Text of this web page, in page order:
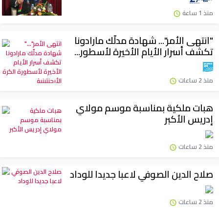
منذ 1 ساعة
"انتهى الأمر"... شهادة مدلّك مارادونا
تكشف أسرار الأيام الأخيرة لأسطور...
منذ 2 ساعات
هبات ملكية بمناسبة موسم مولاي
إدريس الأكبر
منذ 2 ساعات
صلاح الدين الصوفي لاعبا جديدا للوداد
منذ 2 ساعات